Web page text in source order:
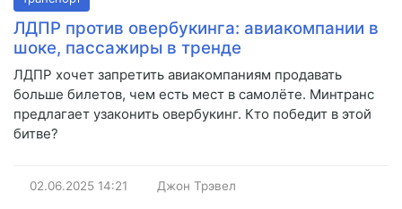
ЛДПР против овербукинга: авиакомпании в
шоке, пассажиры в тренде
ЛДПР хочет запретить авиакомпаниям продавать
больше билетов, чем есть мест в самолёте. Минтранс
предлагает узаконить овербукинг. Кто победит в этой
битве?
02.06.2025 14:21 Джон Трэвел